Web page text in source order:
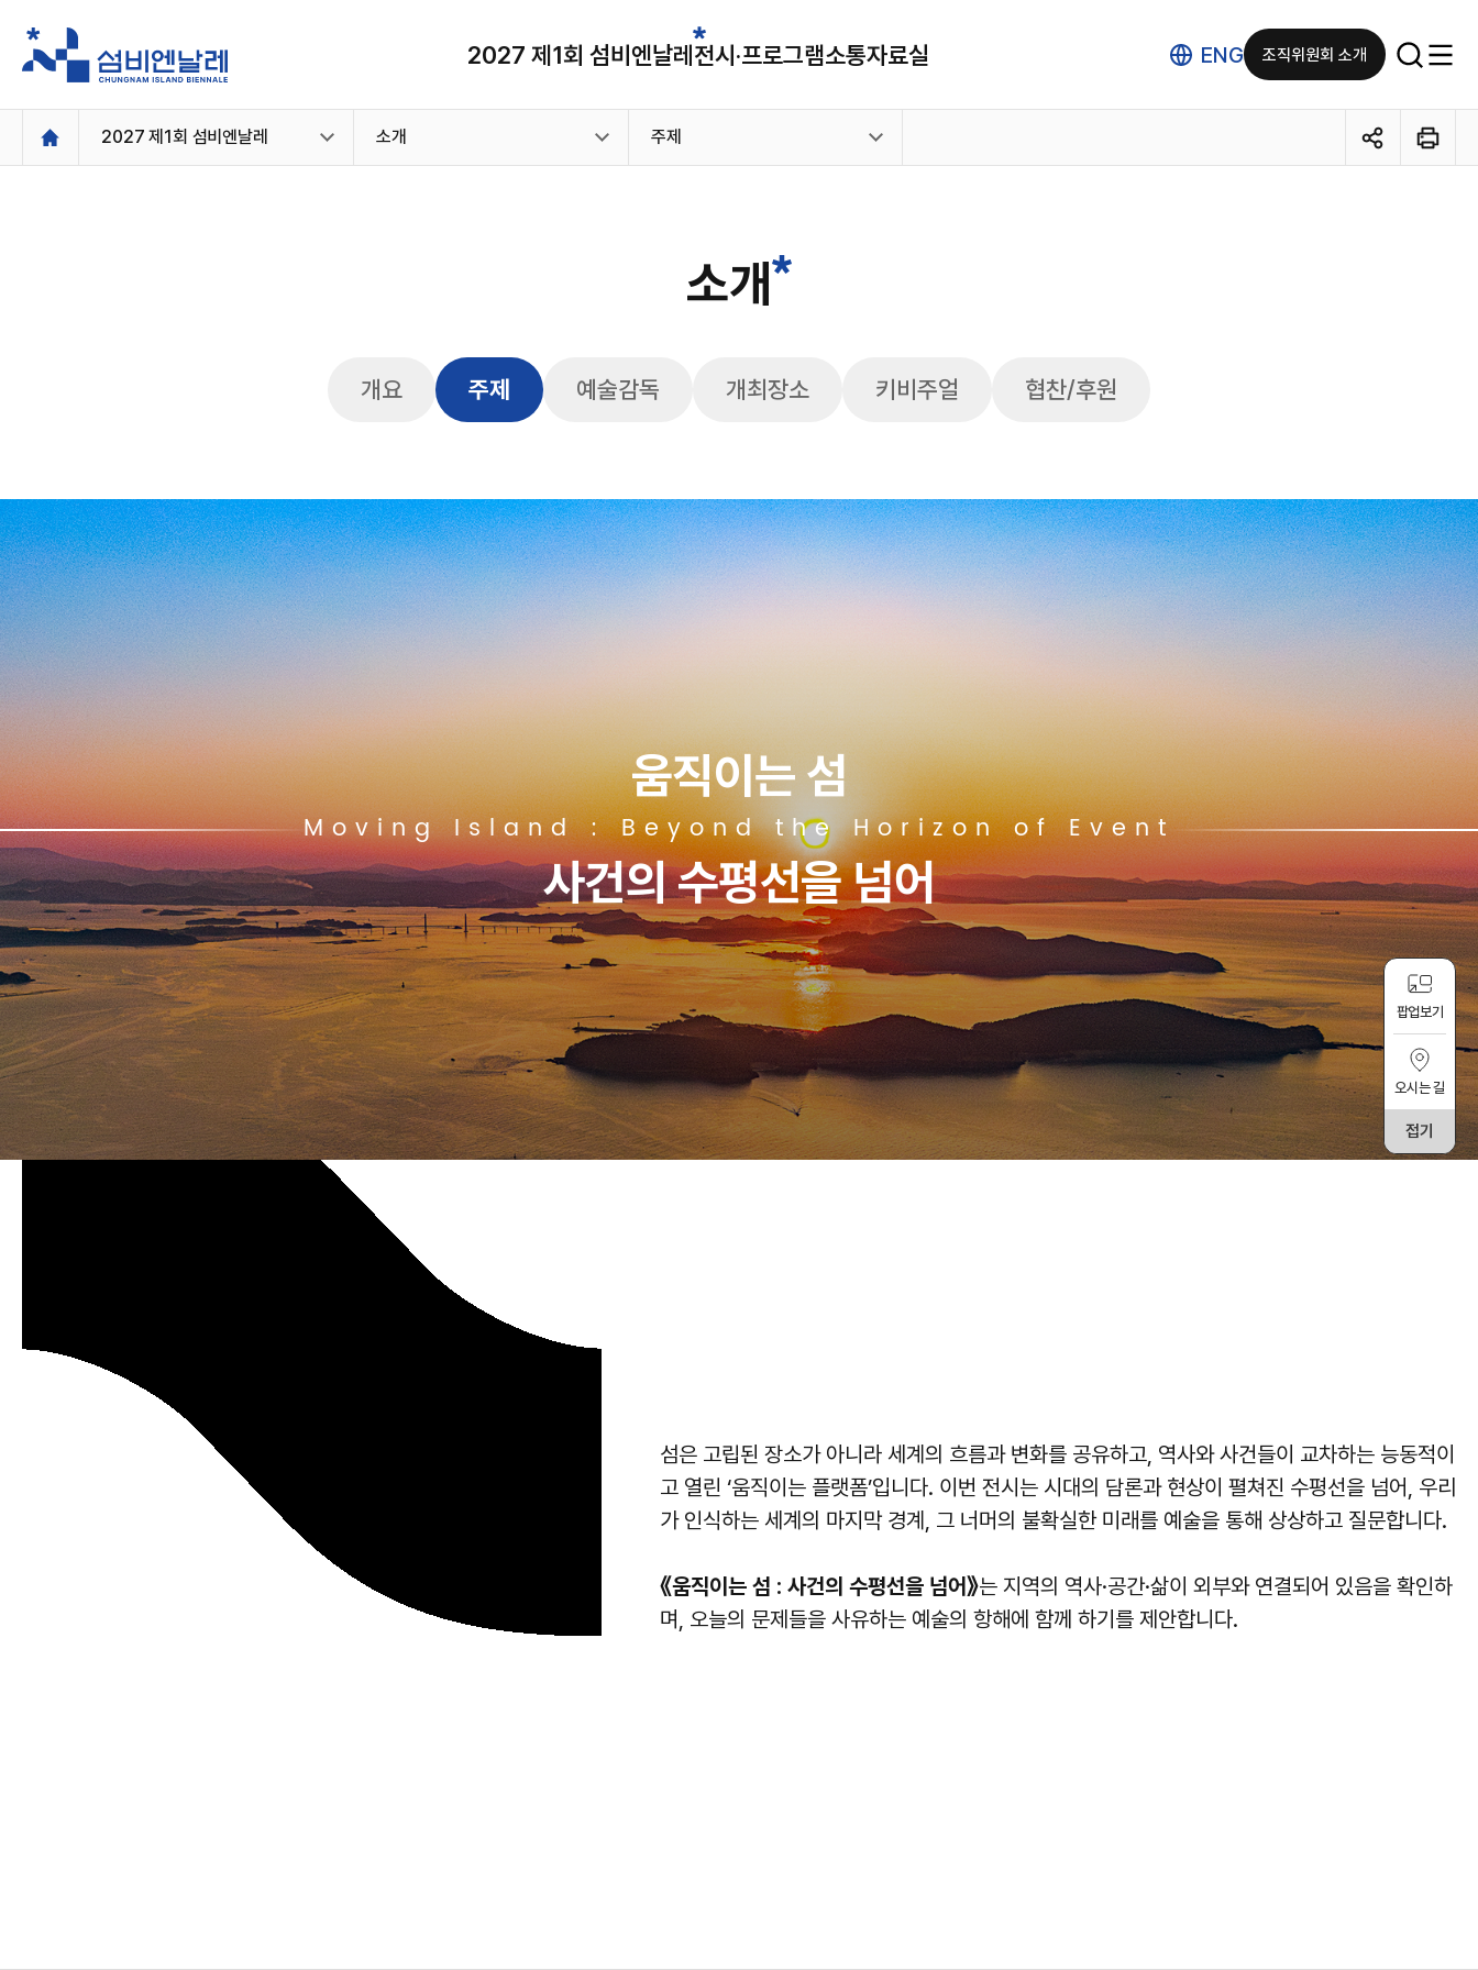
2027 제1회 섬비엔날레전시·프로그램소통자료실 ENG 조직위원회 소개
2027 제1회 섬비엔날레 소개 주제
소개
개요 주제 예술감독 개최장소 키비주얼 협찬/후원
팝업보기
오시는 길
접기
움직이는 섬
Moving Island : Beyond the Horizon of Event
사건의 수평선을 넘어
섬은 고립된 장소가 아니라 세계의 흐름과 변화를 공유하고, 역사와 사건들이 교차하는 능동적이
고 열린 ‘움직이는 플랫폼’입니다. 이번 전시는 시대의 담론과 현상이 펼쳐진 수평선을 넘어, 우리
가 인식하는 세계의 마지막 경계, 그 너머의 불확실한 미래를 예술을 통해 상상하고 질문합니다.
《움직이는 섬 : 사건의 수평선을 넘어》는 지역의 역사·공간·삶이 외부와 연결되어 있음을 확인하
며, 오늘의 문제들을 사유하는 예술의 항해에 함께 하기를 제안합니다.